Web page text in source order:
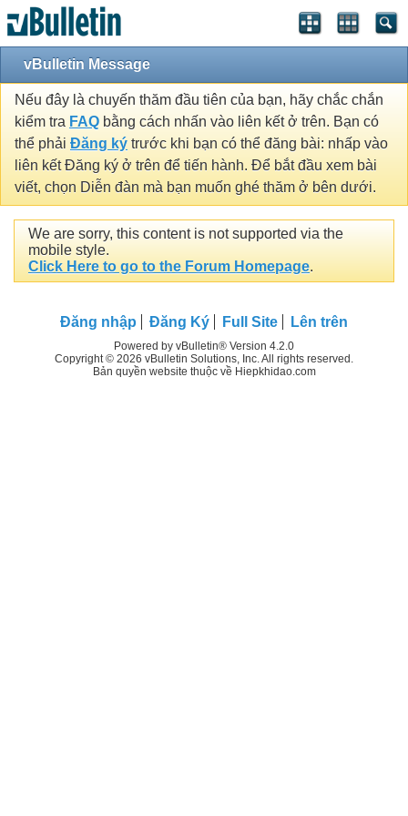
vBulletin Message
Nếu đây là chuyến thăm đầu tiên của bạn, hãy chắc chắn
kiểm tra FAQ bằng cách nhấn vào liên kết ở trên. Bạn có
thể phải Đăng ký trước khi bạn có thể đăng bài: nhấp vào
liên kết Đăng ký ở trên để tiến hành. Để bắt đầu xem bài
viết, chọn Diễn đàn mà bạn muốn ghé thăm ở bên dưới.
We are sorry, this content is not supported via the
mobile style.
Click Here to go to the Forum Homepage.
Đăng nhập Đăng Ký Full Site Lên trên
Powered by vBulletin® Version 4.2.0
Copyright © 2026 vBulletin Solutions, Inc. All rights reserved.
Bản quyền website thuộc về Hiepkhidao.com